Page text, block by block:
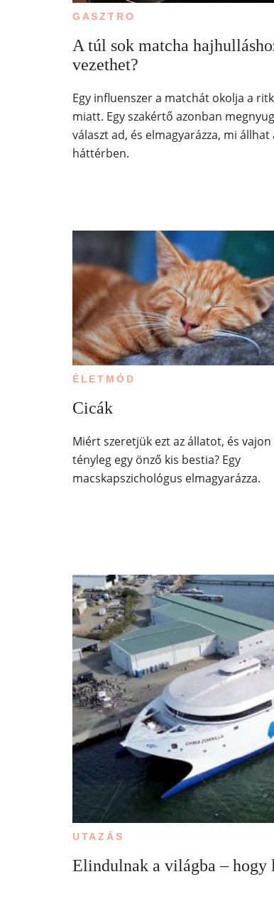
GASZTRO
A túl sok matcha
vezethet?
Egy influenszer a matchát okolja a
miatt. Egy szakértő azonban
választ ad, és elmagyarázza, mi állhat
háttérben.
ÉLETMÓD
Cicák
Miért szeretjük ezt az állatot, és vajon
tényleg egy önző kis bestia? Egy
macskapszichológus elmagyarázza.
UTAZÁS
Elindulnak a világba – hogy